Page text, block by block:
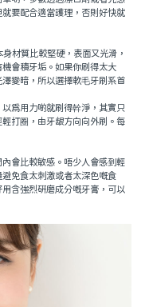
要配合適當護理，否則好快就
質比較堅硬，表面又光滑，
會積牙垢。如果你刷得太大
變暗，所以選擇軟毛牙刷系首
爲用力啲就刷得幹淨，其實只
打圈，由牙龈方向向外刷。每
會比較敏感。唔少人會感到輕
免食太刺激或者太深色嘅食
含強烈研磨成分嘅牙膏，可以